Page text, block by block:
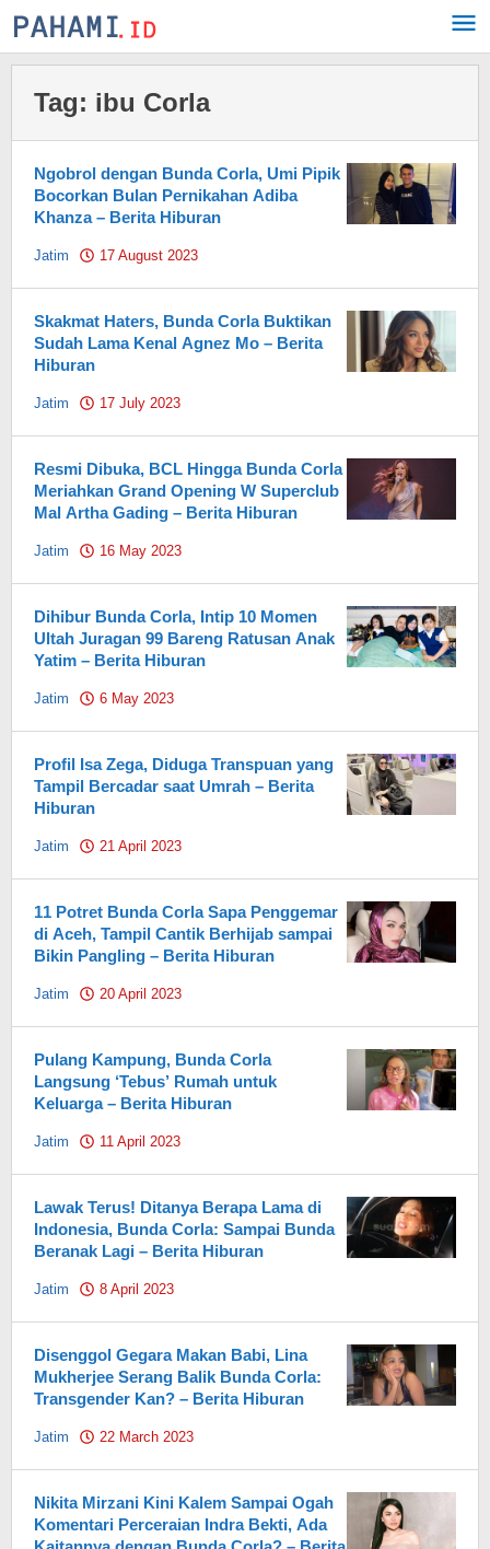
Skip
to
Tag: ibu Corla
Ngobrol dengan Bunda Corla, Umi Pipik
Bocorkan Bulan Pernikahan Adiba
Khanza – Berita Hiburan
Jatim 17 August 2023
Skakmat Haters, Bunda Corla Buktikan
Sudah Lama Kenal Agnez Mo – Berita
Hiburan
Jatim 17 July 2023
Resmi Dibuka, BCL Hingga Bunda Corla
Meriahkan Grand Opening W Superclub
Mal Artha Gading – Berita Hiburan
Jatim 16 May 2023
Dihibur Bunda Corla, Intip 10 Momen
Ultah Juragan 99 Bareng Ratusan Anak
Yatim – Berita Hiburan
Jatim 6 May 2023
Profil Isa Zega, Diduga Transpuan yang
Tampil Bercadar saat Umrah – Berita
Hiburan
Jatim 21 April 2023
11 Potret Bunda Corla Sapa Penggemar
di Aceh, Tampil Cantik Berhijab sampai
Bikin Pangling – Berita Hiburan
Jatim 20 April 2023
Pulang Kampung, Bunda Corla
Langsung ‘Tebus’ Rumah untuk
Keluarga – Berita Hiburan
Jatim 11 April 2023
Lawak Terus! Ditanya Berapa Lama di
Indonesia, Bunda Corla: Sampai Bunda
Beranak Lagi – Berita Hiburan
Jatim 8 April 2023
Disenggol Gegara Makan Babi, Lina
Mukherjee Serang Balik Bunda Corla:
Transgender Kan? – Berita Hiburan
Jatim 22 March 2023
Nikita Mirzani Kini Kalem Sampai Ogah
Komentari Perceraian Indra Bekti, Ada